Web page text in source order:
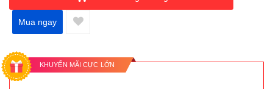
Mua ngay
KHUYẾN MÃI CỰC LỚN